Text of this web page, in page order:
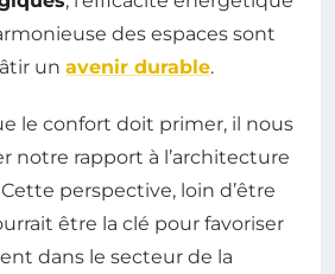
des espaces sont
un avenir durable.
le confort doit primer, il nous
notre rapport à l’architecture
Cette perspective, loin d’être
être la clé pour favoriser
dans le secteur de la